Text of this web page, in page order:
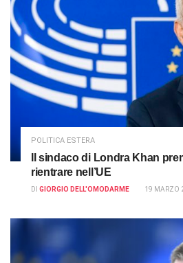
POLITICA ESTERA
Il sindaco di Londra Khan
rientrare nell’UE
DI GIORGIO DELL'OMODARME 19 MARZO